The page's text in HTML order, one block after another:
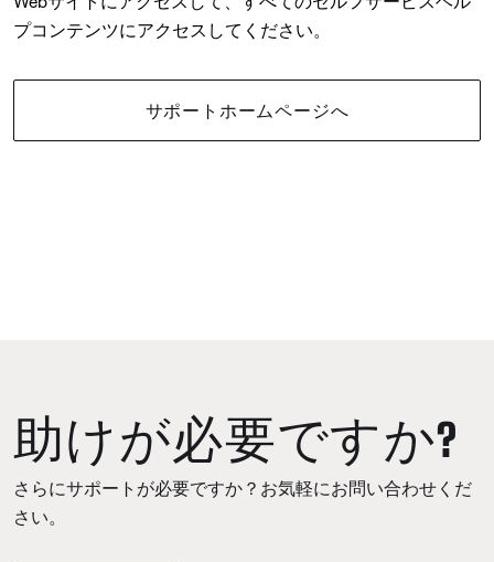
プコンテンツにアクセスしてください。
サポートホームページへ
助けが必要ですか?
さらにサポートが必要ですか？お気軽にお問い合わせくだ
さい。